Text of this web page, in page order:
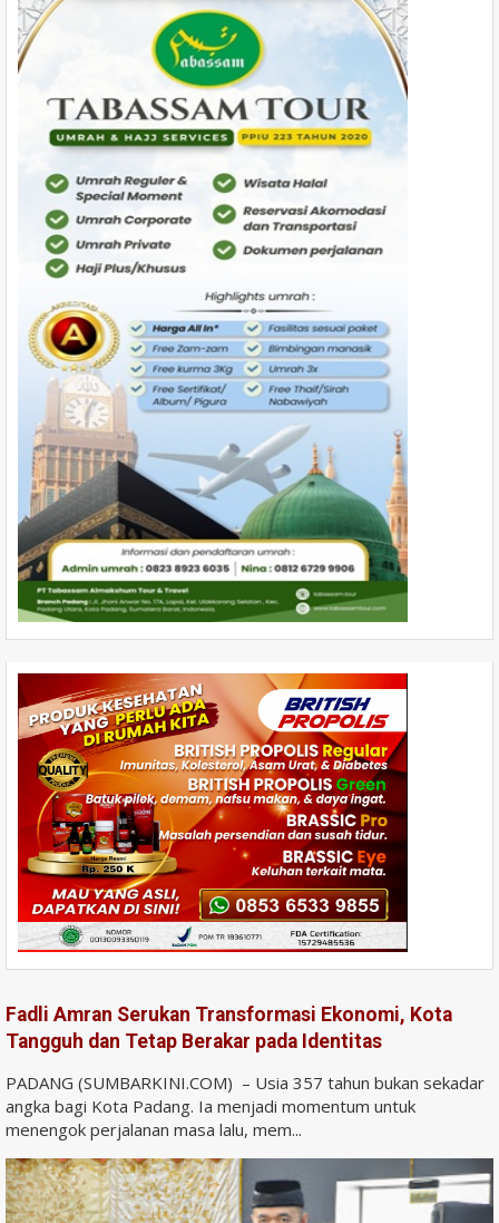
Fadli Amran Serukan Transformasi Ekonomi, Kota
Tangguh dan Tetap Berakar pada Identitas
PADANG (SUMBARKINI.COM) – Usia 357 tahun bukan sekadar
angka bagi Kota Padang. Ia menjadi momentum untuk
menengok perjalanan masa lalu, mem...